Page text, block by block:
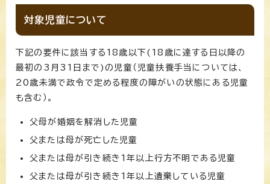
対象児童について
下記の要件に該当する18歳以下(18歳に達する日以降の
最初の3月31日まで)の児童（児童扶養手当については、
20歳未満で政令で定める程度の障がいの状態にある児童
も含む）。
父母が婚姻を解消した児童
父または母が死亡した児童
父または母が引き続き1年以上行方不明である児童
父または母が引き続き1年以上遺棄している児童